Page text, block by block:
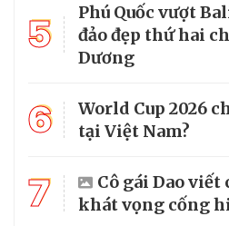
5
Phú Quốc vượt
đảo đẹp thứ hai
Dương
6
World Cup 2026
tại Việt Nam?
7
Cô gái Dao viết
khát vọng cống